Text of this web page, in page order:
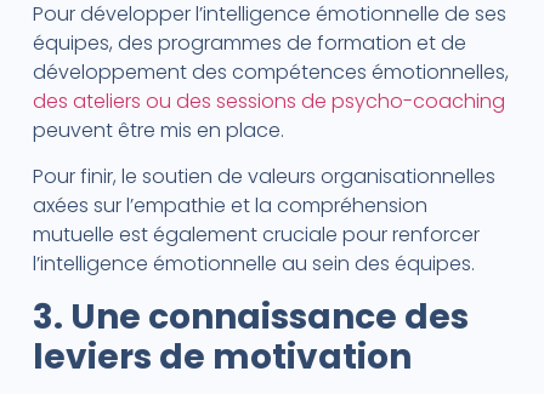
Pour développer l’intelligence émotionnelle de ses
équipes, des programmes de formation et de
développement des compétences émotionnelles,
des ateliers ou des sessions de psycho-coaching
peuvent être mis en place.
Pour finir, le soutien de valeurs organisationnelles
axées sur l’empathie et la compréhension
mutuelle est également cruciale pour renforcer
l’intelligence émotionnelle au sein des équipes.
3. Une connaissance des
leviers de motivation